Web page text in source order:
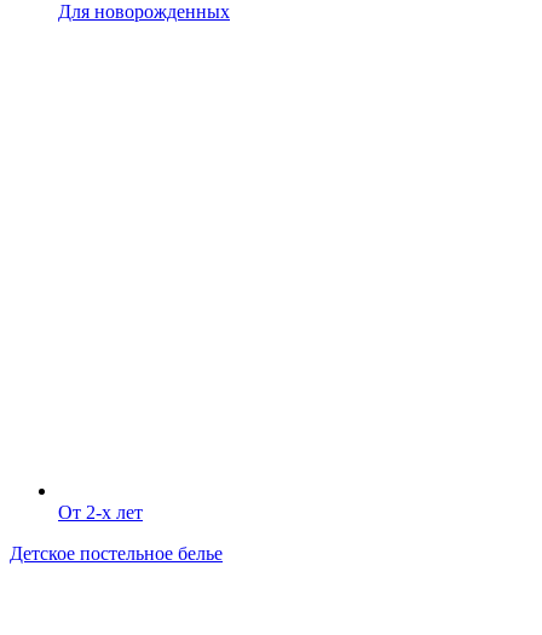
Для новорожденных
От 2-х лет
Детское постельное белье